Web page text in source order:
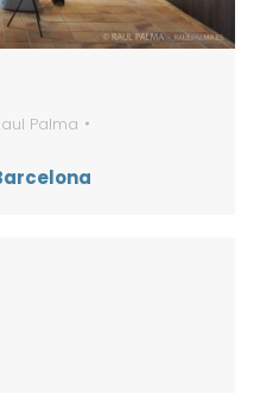
Palma